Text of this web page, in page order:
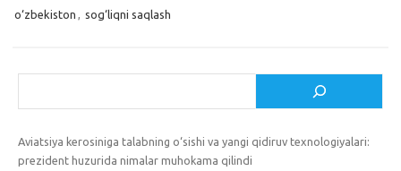
o‘zbekiston , sog‘liqni saqlash
Aviatsiya kerosiniga talabning o‘sishi va yangi qidiruv texnologiyalari:
prezident huzurida nimalar muhokama qilindi